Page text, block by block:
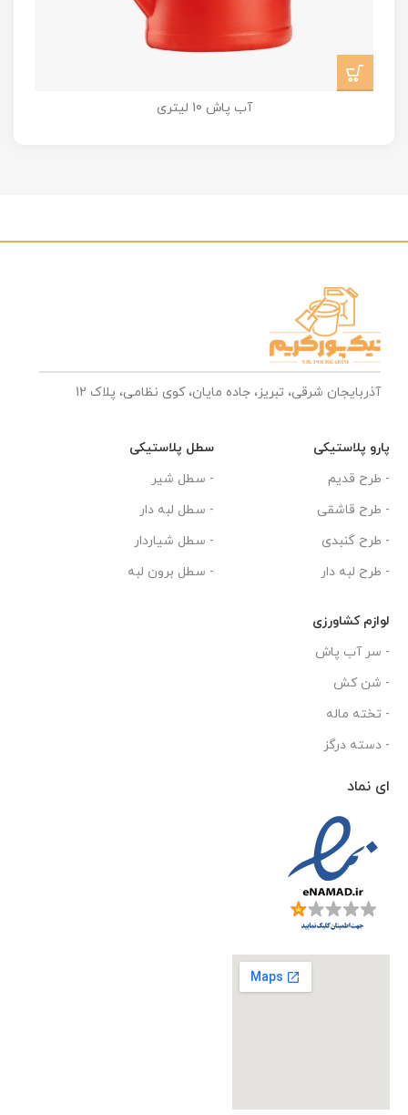
آب پاش 10 لیتری
آذربایجان شرقی، تبریز، جاده مایان، کوی نظامی، پلاک 12
پارو پلاستیکی
- طرح قدیم
- طرح قاشقی
- طرح گنبدی
- طرح لبه دار
سطل پلاستیکی
- سطل شیر
- سطل لبه دار
- سطل شیاردار
- سطل برون لبه
لوازم کشاورزی
- سر آب پاش
- شن کش
- تخته ماله
- دسته درگز
ای نماد